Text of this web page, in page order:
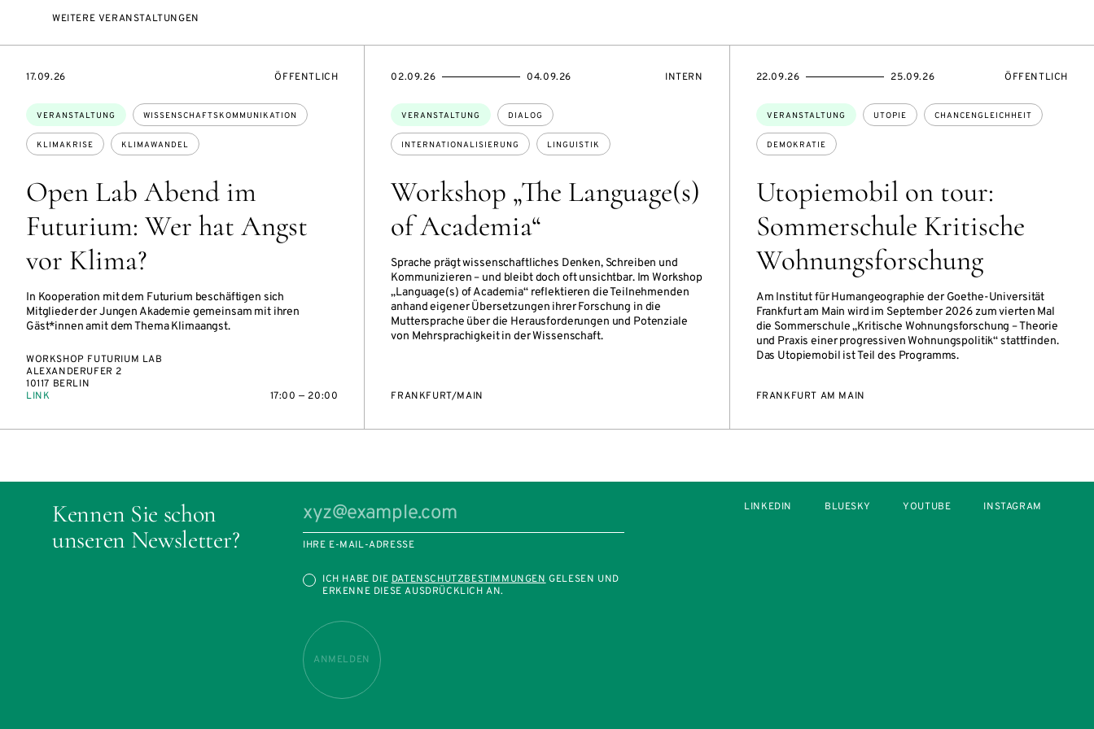
WEITERE VERANSTALTUNGEN
Open Lab Abend im
Futurium: Wer hat Angst
vor Klima?
In Kooperation mit dem Futurium beschäftigen sich
Mitglieder der Jungen Akademie gemeinsam mit ihren
Gäst*innen amit dem Thema Klimaangst.
Themen:
VERANSTALTUNG WISSENSCHAFTSKOMMUNIKATION
KLIMAKRISE KLIMAWANDEL
EVENTBEGINSON
17.09.26 VERANSTALTUNGSZUGANG:
ÖFFENTLICH
WORKSHOP FUTURIUM LAB
ALEXANDERUFER 2
10117 BERLIN
LINK
17:00 — 20:00
Workshop „The Language(s)
of Academia“
Sprache prägt wissenschaftliches Denken, Schreiben und
Kommunizieren – und bleibt doch oft unsichtbar. Im Workshop
„Language(s) of Academia“ reflektieren die Teilnehmenden
anhand eigener Übersetzungen ihrer Forschung in die
Muttersprache über die Herausforderungen und Potenziale
von Mehrsprachigkeit in der Wissenschaft.
Themen:
VERANSTALTUNG DIALOG
INTERNATIONALISIERUNG LINGUISTIK
EVENTBEGINSON
02.09.26
EVENTENDSON 04.09.26 VERANSTALTUNGSZUGANG:
INTERN
FRANKFURT/MAIN
Utopiemobil on tour:
Sommerschule Kritische
Wohnungsforschung
Am Institut für Humangeographie der Goethe-Universität
Frankfurt am Main wird im September 2026 zum vierten Mal
die Sommerschule „Kritische Wohnungsforschung – Theorie
und Praxis einer progressiven Wohnungspolitik“ stattfinden.
Das Utopiemobil ist Teil des Programms.
Themen:
VERANSTALTUNG UTOPIE CHANCENGLEICHHEIT
DEMOKRATIE
EVENTBEGINSON
22.09.26
EVENTENDSON 25.09.26 ÖFFENTLICH
FRANKFURT AM MAIN
Kennen Sie schon
unseren Newsletter?
IHRE E-MAIL-ADRESSE
ICH HABE DIEDATENSCHUTZBESTIMMUNGENGELESEN UND
ERKENNE DIESE AUSDRÜCKLICH AN.
ANMELDEN
LINKEDIN BLUESKY YOUTUBE INSTAGRAM